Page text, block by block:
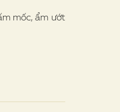
mốc, ẩm ướt